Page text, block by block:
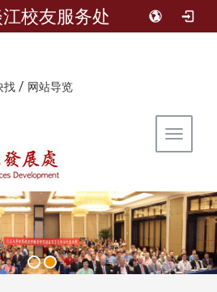
校友服务处
找 / 网站导览
Toggle